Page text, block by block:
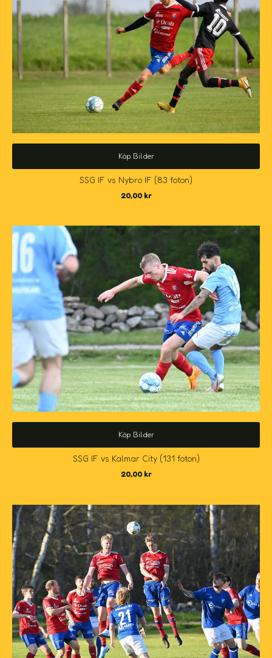
Köp Bilder
SSG IF vs Nybro IF (83 foton)
20,00 kr
Köp Bilder
SSG IF vs Kalmar City (131 foton)
20,00 kr